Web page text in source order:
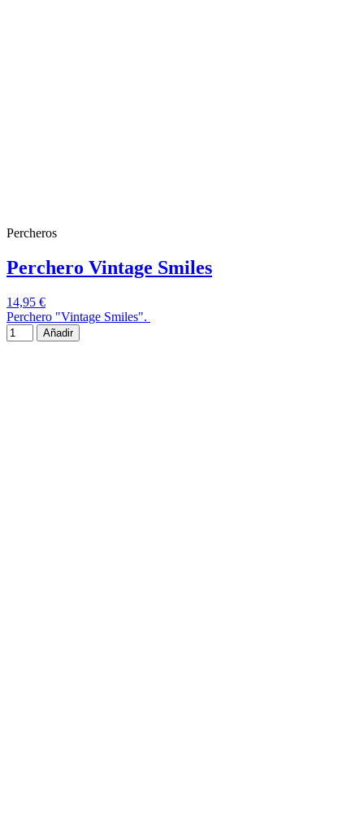
Percheros
Perchero Vintage Smiles
14,95 €
Perchero "Vintage Smiles".
Añadir